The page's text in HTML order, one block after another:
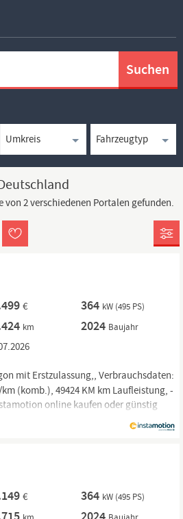
2 verschiedenen Portalen gefunden.
€ 364 kW (495 PS)
km 2024 Baujahr
mit Erstzulassung,, Verbrauchsdaten:
(komb.), 49424 KM km Laufleistung, -
online kaufen oder günstig
mit Garantie, 14 Tage
vor die Haustür. Jetzt informieren!
€ 364 kW (495 PS)